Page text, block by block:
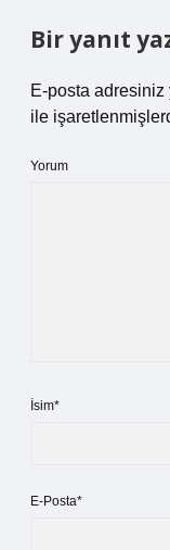
Bir yanıt
E-posta adresiniz
ile
Yorum
İsim*
E-Posta*